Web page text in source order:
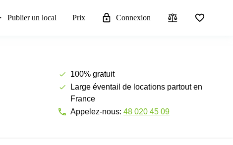
Publier un local Prix Connexion
100% gratuit
Large éventail de locations partout en
France
Appelez-nous: 48 020 45 09